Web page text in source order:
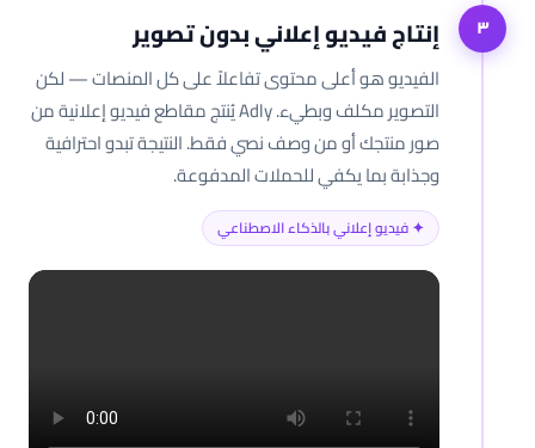
٣ إنتاج فيديو إعلاني بدون تصوير
الفيديو هو أعلى محتوى تفاعلاً على كل المنصات — لكن
التصوير مكلف وبطيء. Adly يُنتج مقاطع فيديو إعلانية من
صور منتجك أو من وصف نصي فقط. النتيجة تبدو احترافية
وجذابة بما يكفي للحملات المدفوعة.
✦ فيديو إعلاني بالذكاء الاصطناعي